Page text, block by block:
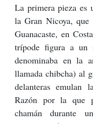
La primera pieza es
la Gran Nicoya,
Guanacaste, en
trípode figura a un
denominaba en la
llamada chibcha) al
delanteras emulan
Razón por la que
chamán durante